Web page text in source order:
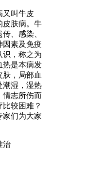
又叫牛皮
皮肤病。牛
、感染、
因素及免疫
识，称之为
热是本病发
，局部血
潮湿，湿热
情志所伤而
较困难？
家们为大家